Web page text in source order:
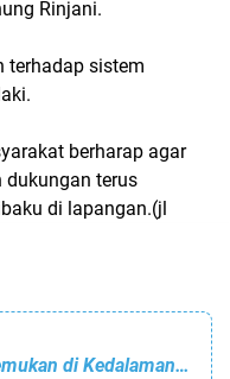
Rinjani.
terhadap sistem
berharap agar
dukungan terus
di lapangan.(jl
Jasad Pendaki Asal Jakarta Ditemukan di Kedalaman Ratusan Meter